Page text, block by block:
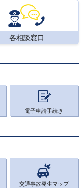
各相談窓口
電子申請手続き
交通事故発生マップ